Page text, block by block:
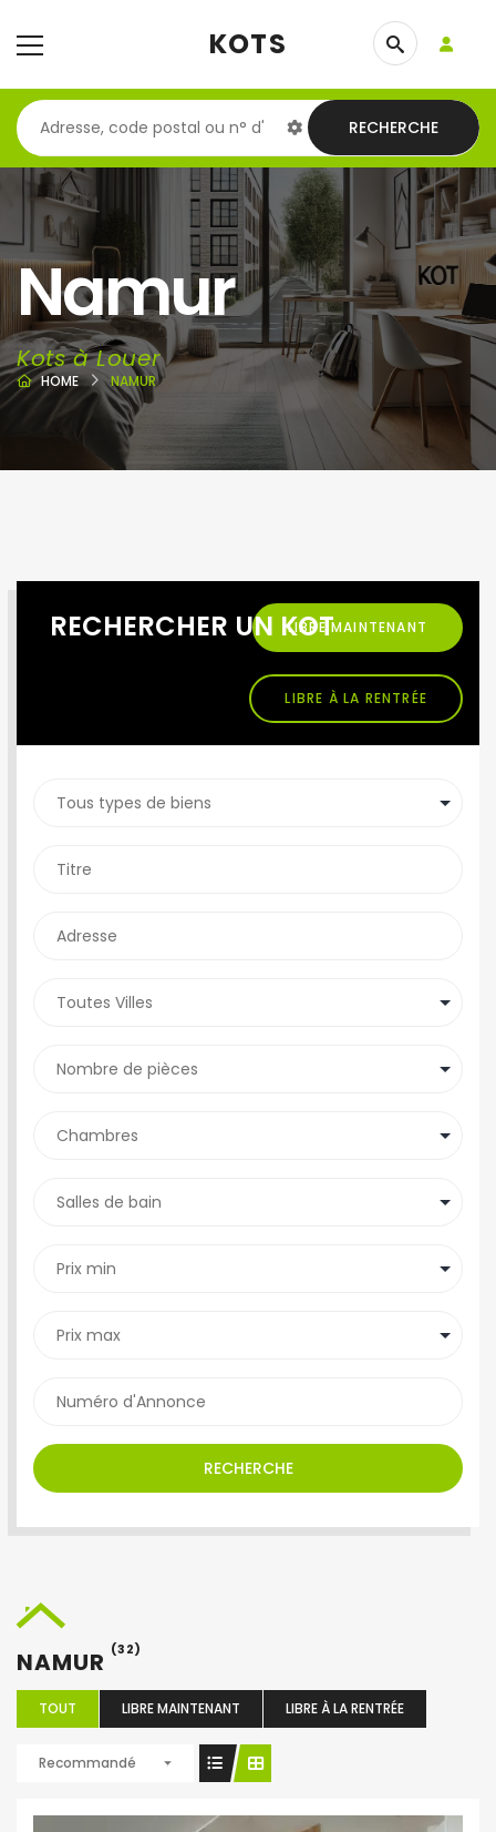
KOTS
RECHERCHE
Namur
Kots à Louer
HOME NAMUR
RECHERCHER UN KOTLIBRE MAINTENANT
LIBRE À LA RENTRÉE
RECHERCHE
NAMUR (32)
TOUT LIBRE MAINTENANT LIBRE À LA RENTRÉE
Recommandé